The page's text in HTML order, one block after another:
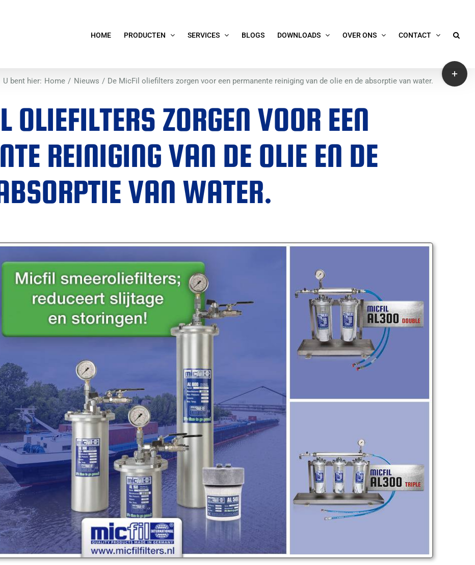
HOME PRODUCTEN SERVICES BLOGS DOWNLOADS OVER ONS CONTACT
U bent hier: Home Nieuws De MicFil oliefilters zorgen voor een permanente reiniging van de olie en de absorptie van water.
OLIEFILTERS ZORGEN VOOR EEN
REINIGING VAN DE OLIE EN DE
VAN WATER.
Toggle
Sliding